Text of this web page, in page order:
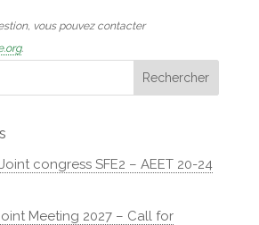
vous pouvez contacter
.
congress SFE2 – AEET 20-24
Meeting 2027 – Call for